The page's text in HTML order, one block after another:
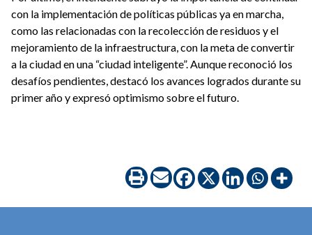
con la implementación de políticas públicas ya en marcha,
como las relacionadas con la recolección de residuos y el
mejoramiento de la infraestructura, con la meta de convertir
a la ciudad en una “ciudad inteligente”. Aunque reconoció los
desafíos pendientes, destacó los avances logrados durante su
primer año y expresó optimismo sobre el futuro.